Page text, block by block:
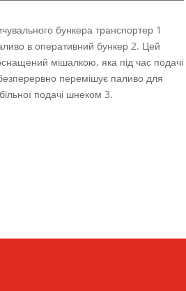
бункера транспортер 1
в оперативний бункер 2. Цей
мішалкою, яка під час подачі
перемішує паливо для
подачі шнеком 3.